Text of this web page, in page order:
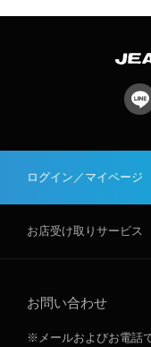
ログイン／マイページ
お店受け取りサービス
お問い合わせ
※メールおよびお電話